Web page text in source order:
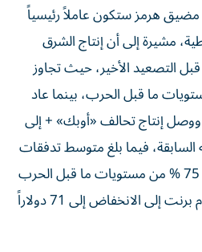
مضيق هرمز ستكون عاملاً رئيسياً
مشيرة إلى أن إنتاج الشرق
التصعيد الأخير، حيث تجاوز
70% من مستويات ما قبل الحرب، بينما عاد
إلى 100 %، ووصل إنتاج تحالف «أوبك» + إلى
السابقة، فيما بلغ متوسط تدفقات
النفط عبر مضيق هرمز نحو 75 % من مستويات ما قبل الحرب
بنهاية يونيو، وهو ما دفع خام برنت إلى الانخفاض إلى 71 دولاراً